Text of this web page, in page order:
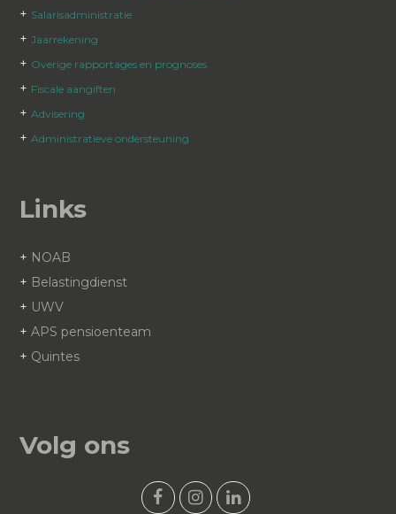
+ Salarisadministratie
+Jaarrekening
+ Overige rapportages en prognoses
+ Fiscale aangiften
+Advisering
+Administratieve ondersteuning
Links
+ NOAB
+ Belastingdienst
+ UWV
+APS pensioenteam
+ Quintes
Volg ons
F
L